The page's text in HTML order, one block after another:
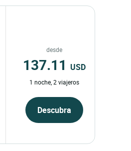
desde
137.11 USD
1 noche, 2 viajeros
Descubra